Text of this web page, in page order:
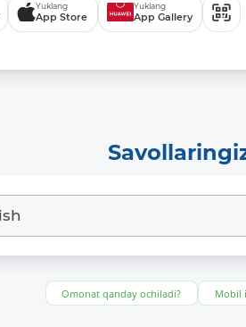
Yuklang
App Store
Yuklang
App Gallery
Omonat qanday ochiladi? Mobil